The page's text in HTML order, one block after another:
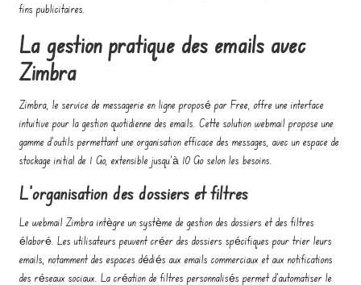
fins publicitaires.
La gestion pratique des emails avec
Zimbra
Zimbra, le service de messagerie en ligne proposé par Free, offre une interface
intuitive pour la gestion quotidienne des emails. Cette solution webmail propose une
gamme d’outils permettant une organisation efficace des messages, avec un espace de
stockage initial de 1 Go, extensible jusqu’à 10 Go selon les besoins.
L’organisation des dossiers et filtres
Le webmail Zimbra intègre un système de gestion des dossiers et des filtres
élaboré. Les utilisateurs peuvent créer des dossiers spécifiques pour trier leurs
emails, notamment des espaces dédiés aux emails commerciaux et aux notifications
des réseaux sociaux. La création de filtres personnalisés permet d’automatiser le